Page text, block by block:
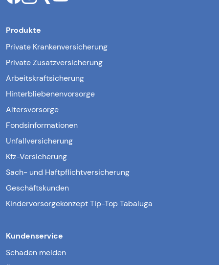
Produkte
Private Krankenversicherung
Private Zusatzversicherung
Arbeitskraftsicherung
Hinterbliebenenvorsorge
Altersvorsorge
Fondsinformationen
Unfallversicherung
Kfz-Versicherung
Sach- und Haftpflichtversicherung
Geschäftskunden
Kindervorsorgekonzept Tip-Top Tabaluga
Kundenservice
Schaden melden